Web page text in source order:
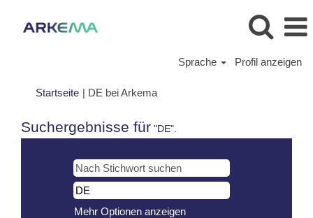
Sprache Profil anzeigen
Startseite | DE bei Arkema(aktuelle
Suchergebnisse für "DE".
Mehr Optionen anzeigen